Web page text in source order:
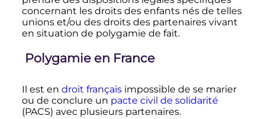
concernant les droits des enfants nés de telles
unions et/ou des droits des partenaires vivant
en situation de polygamie de fait.
Polygamie en France
Il est en droit françaisimpossible de se marier
ou de conclure un pacte civil de solidarité
(PACS) avec plusieurs partenaires.